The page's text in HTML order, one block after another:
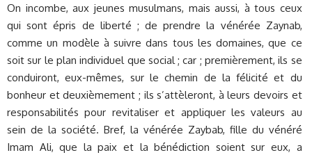
On incombe, aux jeunes musulmans, mais aussi, à tous ceux
qui sont épris de liberté ; de prendre la vénérée Zaynab,
comme un modèle à suivre dans tous les domaines, que ce
soit sur le plan individuel que social ; car ; premièrement, ils se
conduiront, eux-mêmes, sur le chemin de la félicité et du
bonheur et deuxièmement ; ils s’attèleront, à leurs devoirs et
responsabilités pour revitaliser et appliquer les valeurs au
sein de la société. Bref, la vénérée Zaybab, fille du vénéré
Imam Ali, que la paix et la bénédiction soient sur eux, a